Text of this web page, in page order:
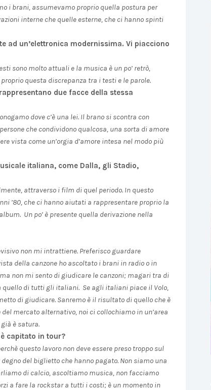
i brani, assumevamo proprio quella postura per
interne che quelle esterne, che ci hanno spinti
ad un’elettronica modernissima. Vi piacciono
sono molto attuali e la musica è un po’ retrò,
questa discrepanza tra i testi e le parole.
due facce della stessa
dove c’è una lei. Il brano si scontra con
che condividono qualcosa, una sorta di amore
vista come un’orgia d’amore intesa nel modo più
italiana, come Dalla, gli Stadio,
attraverso i film di quel periodo. In questo
’80, che ci hanno aiutati a rappresentare proprio la
Un po’ è presente quella derivazione nella
non mi intrattiene. Preferisco guardare
della canzone ho ascoltato i brani in radio o in
non mi sento di giudicare le canzoni; magari tra di
quello di tutti gli italiani. Se agli italiani piace il Volo,
di giudicare. Sanremo è il risultato di quello che è
mercato alternativo, noi ci collochiamo in un’area
è satura.
capitato in tour?
questo lavoro non deve essere preso troppo sul
del biglietto che hanno pagato. Non siamo una
di calcio, ascoltiamo musica, non facciamo
a fare la rockstar a tutti i costi; è un momento in